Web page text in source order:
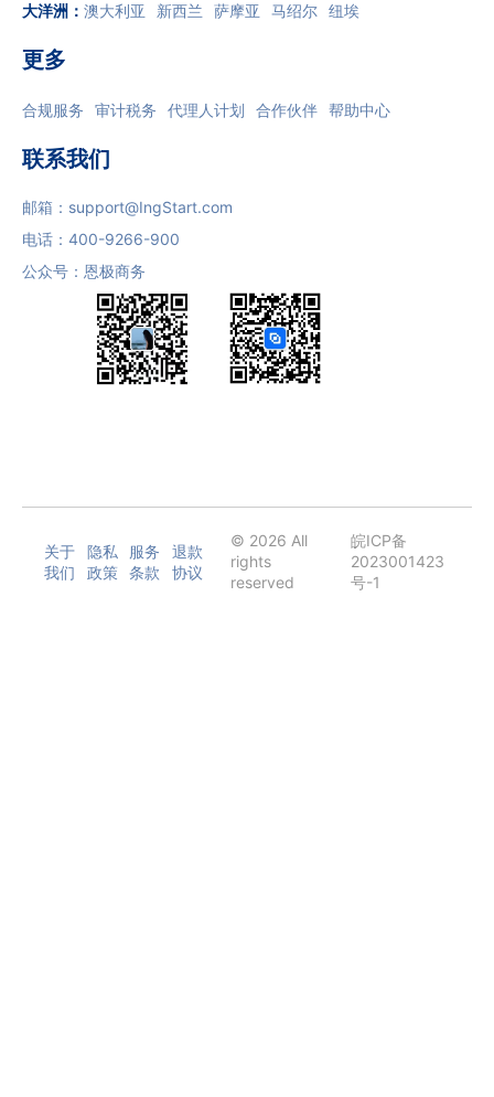
大洋洲 ： 澳大利亚 新西兰 萨摩亚 马绍尔 纽埃
更多
合规服务 审计税务 代理人计划 合作伙伴 帮助中心
联系我们
邮箱： support@IngStart.com
电话： 400-9266-900
公众号：恩极商务
关于
我们
隐私
政策
服务
条款
退款
协议
© 2026 All
rights
reserved
皖ICP备
2023001423
号-1